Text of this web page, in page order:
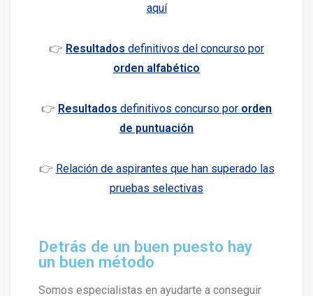
aquí
👉 Resultados definitivos del concurso por
orden alfabético
👉 Resultados definitivos concurso por orden
de puntuación
👉 Relación de aspirantes que han superado las
pruebas selectivas
Detrás de un buen puesto hay
un buen método
Somos especialistas en ayudarte a conseguir